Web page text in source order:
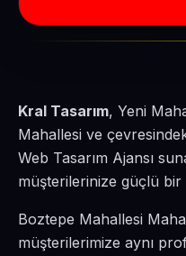
Kral Tasarım, Yeni
Mahallesi ve
Web Tasarım Ajansı
müşterilerinize güçlü bir
Boztepe Mahallesi
müşterilerimize aynı